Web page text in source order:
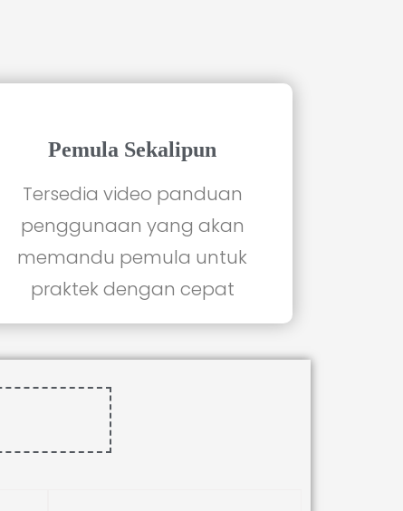
Pemula Sekalipun
Tersedia video panduan
penggunaan yang akan
memandu pemula untuk
praktek dengan cepat